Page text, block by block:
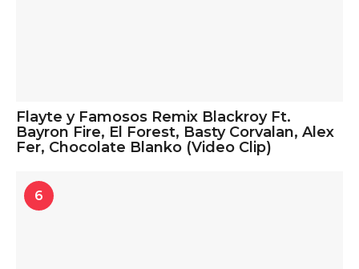
Flayte y Famosos Remix Blackroy Ft.
Bayron Fire, El Forest, Basty Corvalan, Alex
Fer, Chocolate Blanko (Video Clip)
6